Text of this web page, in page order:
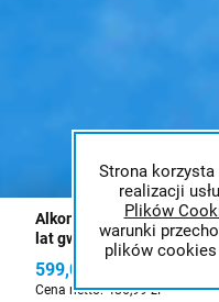
Strona
realizacji
Plików
warunki
plików cookies
Alkomat PROMILER AL-
lat gwarancji + 15szt.
599,00 zł
Cena netto:486,99 zł